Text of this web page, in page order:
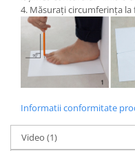
4. Măsurați circumferința la
Informatii conformitate
Video (1)